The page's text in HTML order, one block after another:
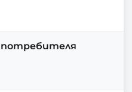
потребителя